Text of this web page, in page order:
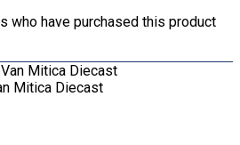
who have purchased this product
Mitica Diecast